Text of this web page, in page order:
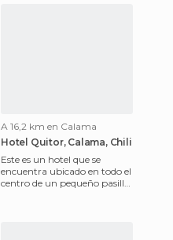
A 16,2 km en Calama
Hotel Quitor, Calama, Chili
Este es un hotel que se
encuentra ubicado en todo el
centro de un pequeño pasillo